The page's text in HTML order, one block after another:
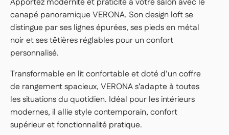
LIVRAISON PREMIUM — 179€
Nos livreurs livrent dans la pièce de votre
choix, déballent et installent votre article.
👉 Parfait si vous voulez une expérience clé
Important | Si vous habitez en étage et que vous ne
disposez pas d'un ascenseur conforme aux dimensions
des colis, un monte-charges peut-être sollicité durant la
livraison (frais supplémentaires), précisez à notre service
client de la difficulté d'accès au moins 48h avant la
livraison de votre produit. Voir les conditions de livraison
canapé panoramique VERONA. Son design loft se
distingue par ses lignes épurées, ses pieds en métal
noir et ses têtières réglables pour un confort
personnalisé.
Transformable en lit confortable et doté d’un coffre
de rangement spacieux, VERONA s’adapte à toutes
les situations du quotidien. Idéal pour les intérieurs
modernes, il allie style contemporain, confort
supérieur et fonctionnalité pratique.